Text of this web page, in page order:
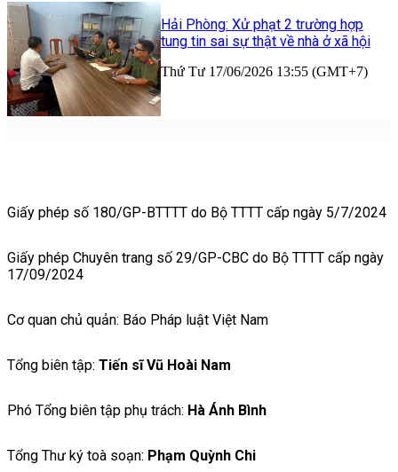
Hải Phòng: Xử phạt 2 trường hợp
tung tin sai sự thật về nhà ở xã hội
Thứ Tư 17/06/2026 13:55 (GMT+7)
Giấy phép số 180/GP-BTTTT do Bộ TTTT cấp ngày 5/7/2024
Giấy phép Chuyên trang số 29/GP-CBC do Bộ TTTT cấp ngày
17/09/2024
Cơ quan chủ quản: Báo Pháp luật Việt Nam
Tổng biên tập: Tiến sĩ Vũ Hoài Nam
Phó Tổng biên tập phụ trách: Hà Ánh Bình
Tổng Thư ký toà soạn: Phạm Quỳnh Chi